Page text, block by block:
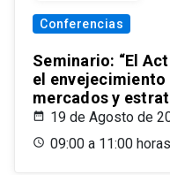
Conferencias
Seminario: “El
el
mercados y
19 de Agosto de
09:00 a 11:00 horas